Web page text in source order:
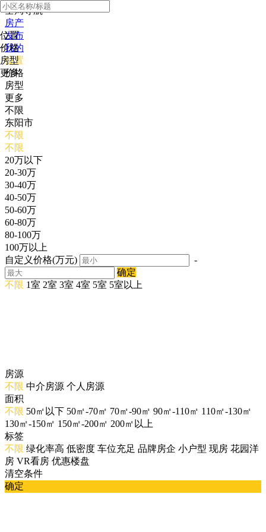
全局导航
房产
发布
我的
位置
价格
房型
更多
位置
价格
房型
更多
不限
东阳市
不限
不限
20万以下
20-30万
30-40万
40-50万
50-60万
60-80万
80-100万
100万以上
自定义价格(万元)
-
确定
不限 1室 2室 3室 4室 5室 5室以上
房源
不限 中介房源 个人房源
面积
不限 50㎡以下 50㎡-70㎡ 70㎡-90㎡ 90㎡-110㎡ 110㎡-130㎡
130㎡-150㎡ 150㎡-200㎡ 200㎡以上
标签
不限 绿化率高 低密度 车位充足 品牌房企 小户型 现房 花园洋
房 VR看房 优惠楼盘
清空条件
确定